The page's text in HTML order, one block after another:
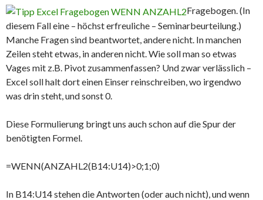
Fragebogen. (In
diesem Fall eine – höchst erfreuliche – Seminarbeurteilung.)
Manche Fragen sind beantwortet, andere nicht. In manchen
Zeilen steht etwas, in anderen nicht. Wie soll man so etwas
Vages mit z.B. Pivot zusammenfassen? Und zwar verlässlich –
Excel soll halt dort einen Einser reinschreiben, wo irgendwo
was drin steht, und sonst 0.
Diese Formulierung bringt uns auch schon auf die Spur der
benötigten Formel.
=WENN(ANZAHL2(B14:U14)>0;1;0)
In B14:U14 stehen die Antworten (oder auch nicht), und wenn